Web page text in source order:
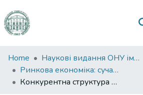
Communities
&
Collections
Home
Наукові видання ОНУ імені І. І. Мечникова
Ринкова економіка: сучасна теорія і практика управління
Конкурентна структура ринку мобільного зв’язку України: чи неминуча олігополія?